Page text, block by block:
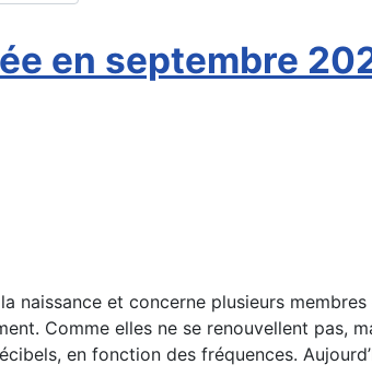
en septembre
naissance et concerne plusieurs
Comme elles ne se renouvellent pas,
en fonction des fréquences.